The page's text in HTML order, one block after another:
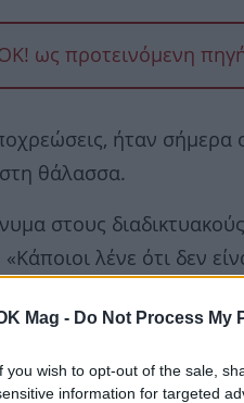
Mag - Do Not Process My
you wish to opt-out of the sale,
information for targeted
ως προτεινόμενη
ήταν σήμερα
θάλασσα.
στους
λένε ότι δεν
λαδιά, η
μαζί μου».